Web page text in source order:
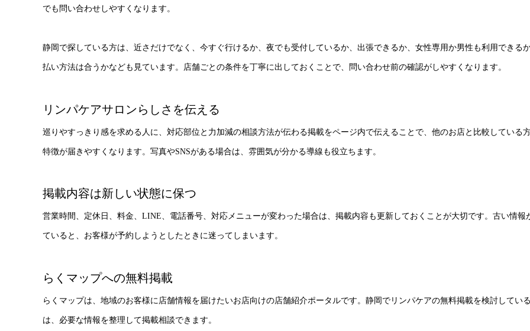
でも問い合わせしやすくなります。
静岡で探している方は、近さだけでなく、今すぐ行けるか、夜でも受付しているか、出張できるか、女性専用か男性も利用できる
払い方法は合うかなども見ています。店舗ごとの条件を丁寧に出しておくことで、問い合わせ前の確認がしやすくなります。
リンパケアサロンらしさを伝える
巡りやすっきり感を求める人に、対応部位と力加減の相談方法が伝わる掲載をページ内で伝えることで、他のお店と比較している
特徴が届きやすくなります。写真やSNSがある場合は、雰囲気が分かる導線も役立ちます。
掲載内容は新しい状態に保つ
営業時間、定休日、料金、LINE、電話番号、対応メニューが変わった場合は、掲載内容も更新しておくことが大切です。古い情報
ていると、お客様が予約しようとしたときに迷ってしまいます。
らくマップへの無料掲載
らくマップは、地域のお客様に店舗情報を届けたいお店向けの店舗紹介ポータルです。静岡でリンパケアの無料掲載を検討してい
は、必要な情報を整理して掲載相談できます。